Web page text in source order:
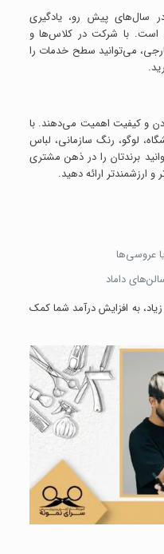
سال‌های پیش رو، یادگیری
است. با شرکت در کلاس‌ها و
می‌توانید سطح خدمات را
و کیفیت اهمیت می‌دهند. با
لوگو، رنگ سازمانی، لباس
برندتان را در ذهن مشتری
ارزشمندتر ارائه دهید.
عروسی‌ها
داماد
به افزایش درآمد شما کمک